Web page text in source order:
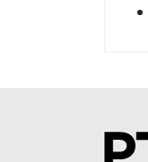
Home